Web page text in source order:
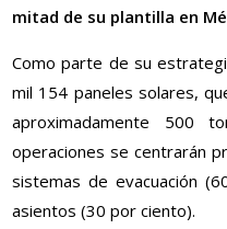
mitad de su plantilla en
Como parte de su
mil 154 paneles solares,
aproximadamente 500
operaciones se centrarán
sistemas de evacuación
asientos (30 por ciento).